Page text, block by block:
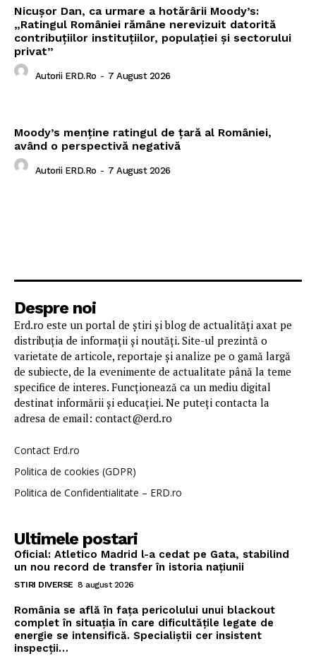
Nicușor Dan, ca urmare a hotărârii Moody’s:
„Ratingul României rămâne nerevizuit datorită
contribuțiilor instituțiilor, populației și sectorului
privat”
Autorii ERD.ro - 7 August 2026
Moody’s menține ratingul de țară al României,
având o perspectivă negativă
Autorii ERD.ro - 7 August 2026
Despre noi
Erd.ro este un portal de știri și blog de actualități axat pe
distribuția de informații și noutăți. Site-ul prezintă o
varietate de articole, reportaje și analize pe o gamă largă
de subiecte, de la evenimente de actualitate până la teme
specifice de interes. Funcționează ca un mediu digital
destinat informării și educației. Ne puteți contacta la
adresa de email: contact@erd.ro
Contact Erd.ro
Politica de cookies (GDPR)
Politica de Confidentialitate – ERD.ro
Ultimele postari
Oficial: Atletico Madrid l-a cedat pe Gata, stabilind
un nou record de transfer în istoria națiunii
STIRI DIVERSE 8 august 2026
România se află în fața pericolului unui blackout
complet în situația în care dificultățile legate de
energie se intensifică. Specialiștii cer insistent
inspecții…